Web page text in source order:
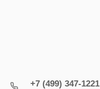
+7 (499) 347-1221